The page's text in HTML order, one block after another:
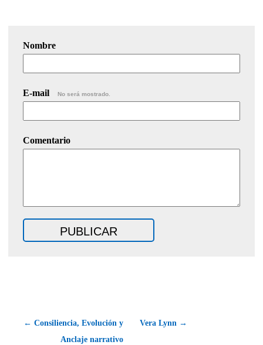
Nombre
E-mail No será mostrado.
Comentario
← Consiliencia, Evolución y
Anclaje narrativo
Vera Lynn →